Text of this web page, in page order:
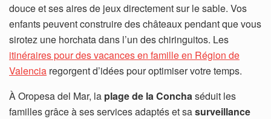
douce et ses aires de jeux directement sur le sable. Vos
enfants peuvent construire des châteaux pendant que vous
sirotez une horchata dans l’un des chiringuitos. Les
itinéraires pour des vacances en famille en Région de
Valencia regorgent d’idées pour optimiser votre temps.
À Oropesa del Mar, la plage de la Conchaséduit les
familles grâce à ses services adaptés et sasurveillance